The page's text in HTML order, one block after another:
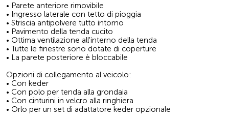
• Parete anteriore rimovibile
• Ingresso laterale con tetto di pioggia
• Striscia antipolvere tutto intorno
• Pavimento della tenda cucito
• Ottima ventilazione all'interno della tenda
• Tutte le finestre sono dotate di coperture
• La parete posteriore è bloccabile
Opzioni di collegamento al veicolo:
• Con keder
• Con polo per tenda alla grondaia
• Con cinturini in velcro alla ringhiera
• Orlo per un set di adattatore keder opzionale